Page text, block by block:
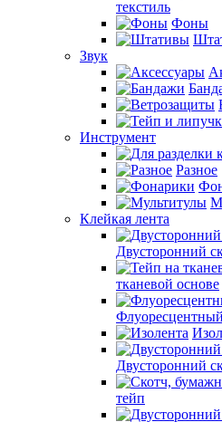
текстиль
Фоны
Звук
Инструмент
Разное
Клейкая лента
Двусторонний
тканевой основе
Двусторонний
тейп